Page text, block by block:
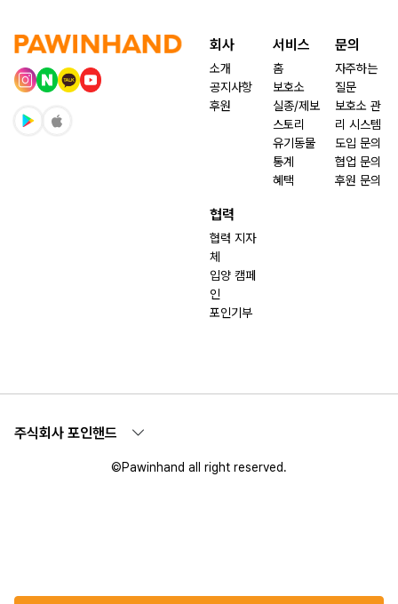
회사
소개
공지사항
후원
서비스
홈
보호소
실종/제보
스토리
유기동물
통계
혜택
문의
자주하는
질문
보호소 관
리 시스템
도입 문의
협업 문의
후원 문의
협력
협력 지자
체
입양 캠페
인
포인기부
주식회사 포인핸드
©Pawinhand all right reserved.